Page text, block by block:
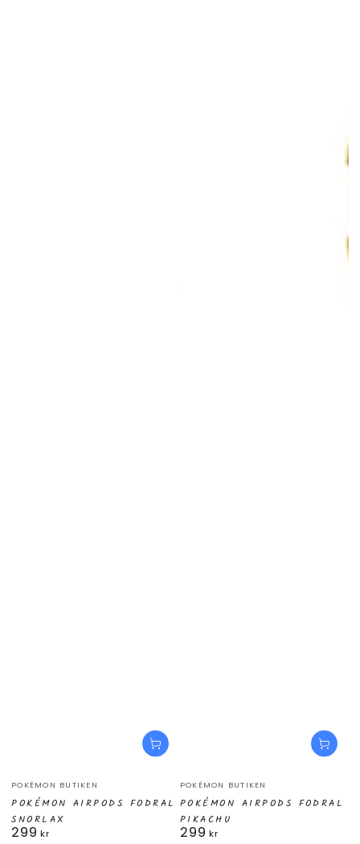
Säljare:
POKÉMON BUTIKEN
POKÉMON AIRPODS FODRAL
SNORLAX
Ordinarie
299 kr
Säljare:
POKÉMON BUTIKEN
POKÉMON AIRPODS FODRAL
PIKACHU
Ordinarie
299 kr